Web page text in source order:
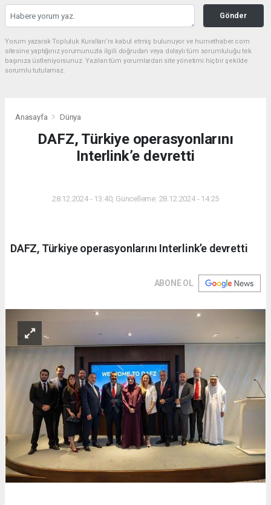
Gönder
Yorum yazarak Topluluk Kuralları’nı kabul etmiş bulunuyor ve hurnethaber.com
sitesine yaptığınız yorumunuzla ilgili doğrudan veya dolaylı tüm sorumluluğu tek
başınıza üstleniyorsunuz. Yazılan tüm yorumlardan site yönetimi hiçbir şekilde
sorumlu tutulamaz.
Anasayfa Dünya
DAFZ, Türkiye operasyonlarını
Interlink’e devretti
28.12.2024 - 13:40, Güncelleme: 28.12.2024 - 14:25
DAFZ, Türkiye operasyonlarını Interlink’e devretti
ABONE OL